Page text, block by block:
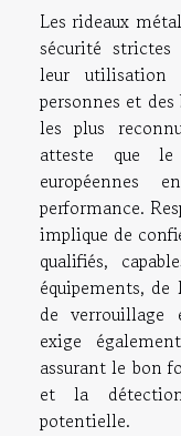
Les rideaux
sécurité
leur utilisation
personnes et
les plus
atteste que le
performance.
implique de
qualifiés,
équipements,
de verrouillage
exige
assurant le bon
et la
potentielle.